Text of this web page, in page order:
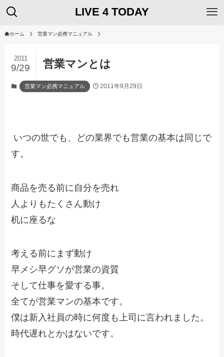
LIVE 4 TODAY
ホーム 営業マン必携マニュアル
営業マンとは
2011
9/29
営業マン必携マニュアル 2011年9月29日
いつの世でも、どの業界でも営業の基本は同じで
す。
商品を売る前に自分を売れ
人よりもたくさん動け
机に座るな
考える前にまず動け
早メシ早グソが営業の資質
そして仕事を愛する事。
全てが営業マンの基本です。
僕は新入社員の時に何度も上司に言われました。
時代遅れとかはないです。